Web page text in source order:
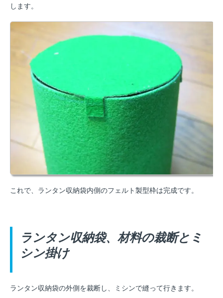
します。
これで、ランタン収納袋内側のフェルト製型枠は完成です。
ランタン収納袋、材料の裁断とミ
シン掛け
ランタン収納袋の外側を裁断し、ミシンで縫って行きます。